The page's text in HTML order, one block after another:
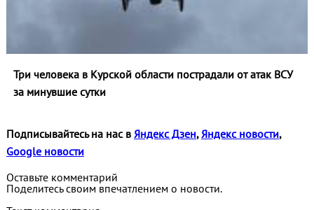
Три человека в Курской области пострадали от атак ВСУ
за минувшие сутки
Подписывайтесь на нас в Яндекс Дзен, Яндекс новости,
Google новости
Оставьте комментарий
Поделитесь своим впечатлением о новости.